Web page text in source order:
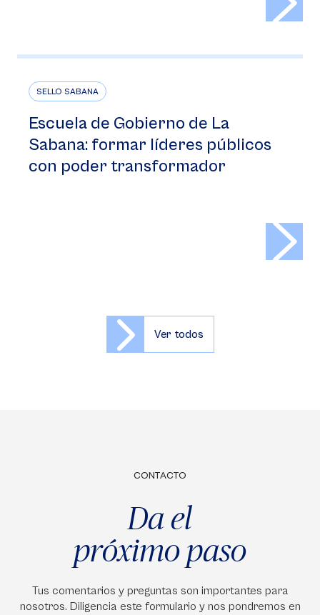
SELLO SABANA
Escuela de Gobierno de La
Sabana: formar líderes públicos
con poder transformador
Ver todos
CONTACTO
Da el
próximo paso
Tus comentarios y preguntas son importantes para
nosotros. Diligencia este formulario y nos pondremos en